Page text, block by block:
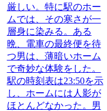
厳しい。特に駅のホー
ムでは、その寒さが一
層身に染みる。ある
晩、電車の最終便を待
つ男は、薄暗いホーム
で奇妙な体験をした。
駅の時刻表は23:50を示
し、ホームには人影が
ほとんどなかった。男